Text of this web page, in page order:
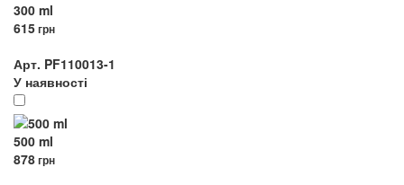
300 ml
615грн
Арт. PF110013-1
У наявності
500 ml
878грн